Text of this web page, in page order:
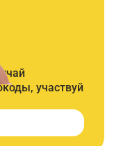
участвуй